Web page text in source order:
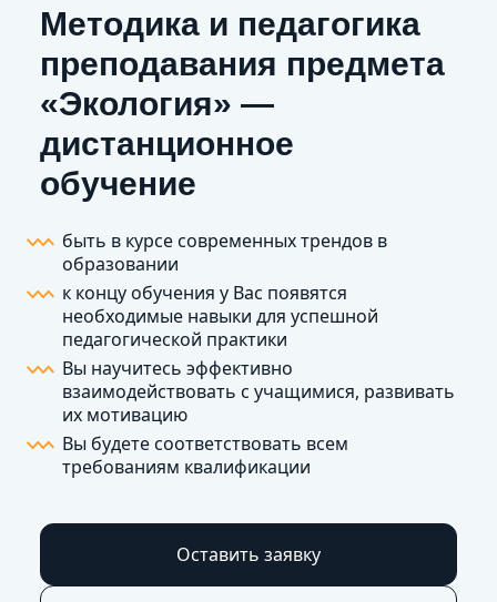
Методика и педагогика
преподавания предмета
«Экология» —
дистанционное
обучение
быть в курсе современных трендов в
образовании
к концу обучения у Вас появятся
необходимые навыки для успешной
педагогической практики
Вы научитесь эффективно
взаимодействовать с учащимися, развивать
их мотивацию
Вы будете соответствовать всем
требованиям квалификации
Оставить заявку